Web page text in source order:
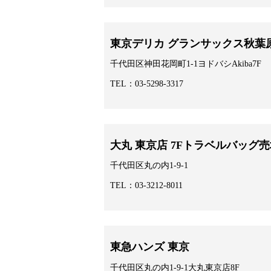
東京デリカ グランサックス秋葉
千代田区神田花岡町1-1ヨドバシAkiba7F
TEL：03-5298-3317
大丸 東京店 7Fトラベルバッグ
千代田区丸の内1-9-1
TEL：03-3212-8011
東急ハンズ 東京
千代田区丸の内1-9-1大丸東京店8F